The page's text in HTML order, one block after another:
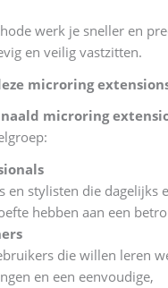
werk je sneller en
en veilig vastzitten.
microring
microring
en stylisten die dagelijks
hebben aan een
die willen leren
en een eenvoudige,